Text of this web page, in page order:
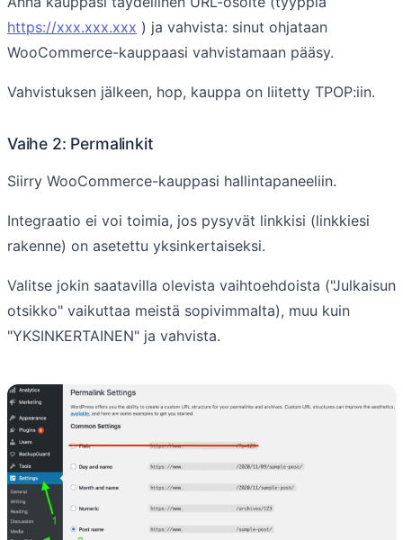
https://xxx.xxx.xxx ) ja vahvista: sinut ohjataan
WooCommerce-kauppaasi vahvistamaan pääsy.
Vahvistuksen jälkeen, hop, kauppa on liitetty TPOP:iin.
Vaihe 2: Permalinkit
Siirry WooCommerce-kauppasi hallintapaneeliin.
Integraatio ei voi toimia, jos pysyvät linkkisi (linkkiesi
rakenne) on asetettu yksinkertaiseksi.
Valitse jokin saatavilla olevista vaihtoehdoista ("Julkaisun
otsikko" vaikuttaa meistä sopivimmalta), muu kuin
"YKSINKERTAINEN" ja vahvista.